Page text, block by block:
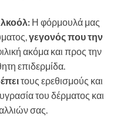
Η φόρμουλά μας
γεγονός που την
ακόμα και προς την
επιδερμίδα.
τους ερεθισμούς και
του δέρματος και
σας.